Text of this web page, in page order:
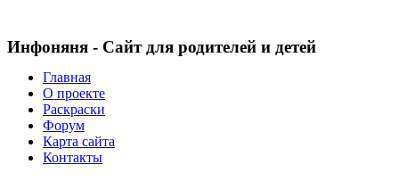
Инфоняня - Сайт для родителей и детей
Главная
О проекте
Раскраски
Форум
Карта сайта
Контакты